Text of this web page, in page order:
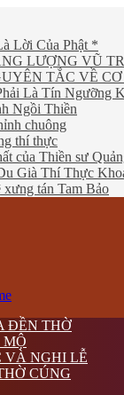
Lời Của Phật *
LƯỢNG VŨ
TẮC VỀ
Là Tín Ngưỡng
Ngồi Thiền
chuông
thí thực
của Thiền sư
Già Thí Thực
tán Tam Bảo
ĐỀN THỜ
VÀ NGHI LỄ
CÚNG